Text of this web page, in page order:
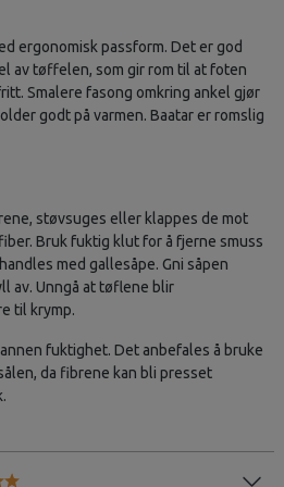
ergonomisk passform. Det er god
av tøffelen, som gir rom til at foten
Smalere fasong omkring ankel gjør
godt på varmen. Baatar er romslig
støvsuges eller klappes de mot
Bruk fuktig klut for å fjerne smuss
med gallesåpe. Gni såpen
av. Unngå at tøflene blir
til krymp.
fuktighet. Det anbefales å bruke
da fibrene kan bli presset